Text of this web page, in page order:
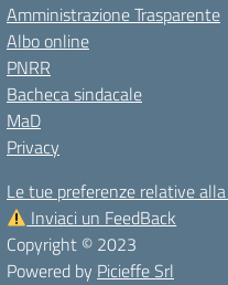
Amministrazione Trasparente
Albo online
PNRR
Bacheca sindacale
MaD
Privacy
Le tue preferenze relative
Inviaci un FeedBack
Copyright © 2023
Powered by Picieffe Srl